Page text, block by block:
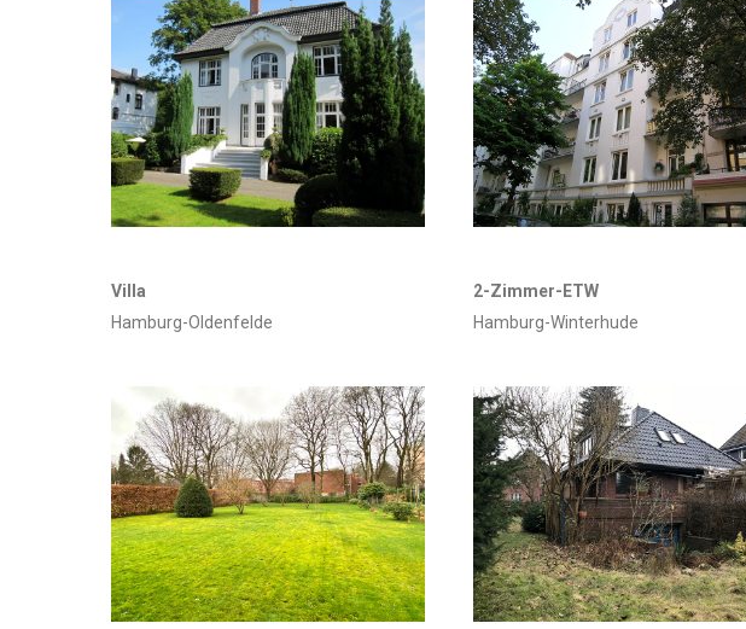
Villa
Hamburg-Oldenfelde
2-Zimmer-ETW
Hamburg-Winterhude